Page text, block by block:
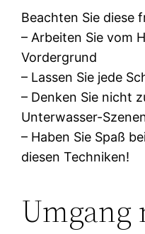
Beachten Sie diese
– Arbeiten Sie vom
Vordergrund
– Lassen Sie jede
– Denken Sie nicht
Unterwasser-
– Haben Sie Spaß
diesen Techniken!